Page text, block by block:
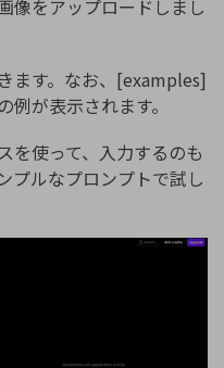
像をアップロードしまし
ます。なお、[examples]
が表示されます。
を使って、入力するのも
プルなプロンプトで試し